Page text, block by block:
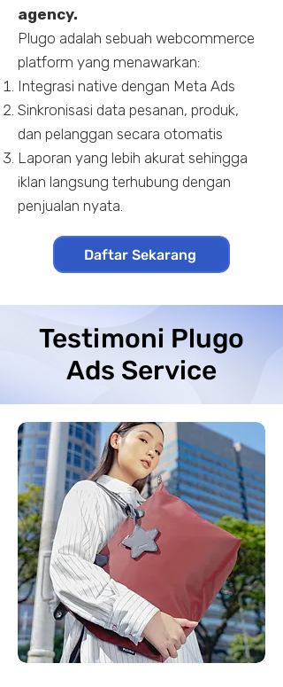
agency.
Plugo adalah sebuah webcommerce
platform yang menawarkan:
Integrasi native dengan Meta Ads
Sinkronisasi data pesanan, produk,
dan pelanggan secara otomatis
Laporan yang lebih akurat sehingga
iklan langsung terhubung dengan
penjualan nyata.
Daftar Sekarang
Testimoni Plugo
Ads Service